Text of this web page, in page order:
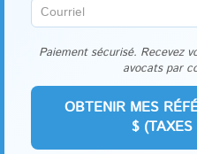
Paiement sécurisé. Recevez
avocats par